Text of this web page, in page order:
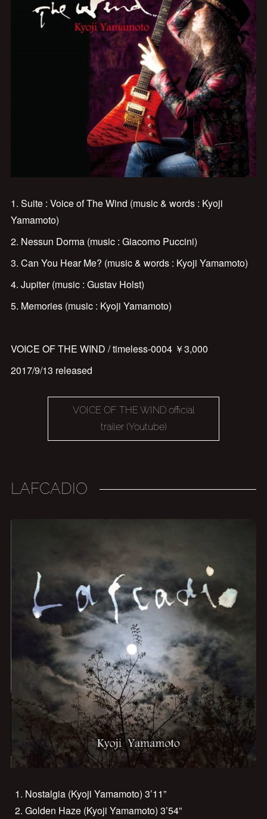
1. Suite : Voice of The Wind (music & words : Kyoji
Yamamoto)
2. Nessun Dorma (music : Giacomo Puccini)
3. Can You Hear Me? (music & words : Kyoji Yamamoto)
4. Jupiter (music : Gustav Holst)
5. Memories (music : Kyoji Yamamoto)
VOICE OF THE WIND / timeless-0004 ￥3,000
2017/9/13 released
VOICE OF THE WIND official
trailer (Youtube)
LAFCADIO
Nostalgia (Kyoji Yamamoto) 3’11”
Golden Haze (Kyoji Yamamoto) 3’54”